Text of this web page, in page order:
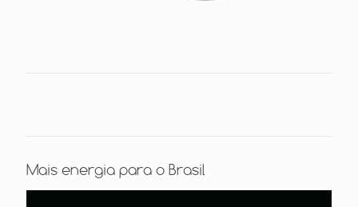
Mais energia para o Brasil